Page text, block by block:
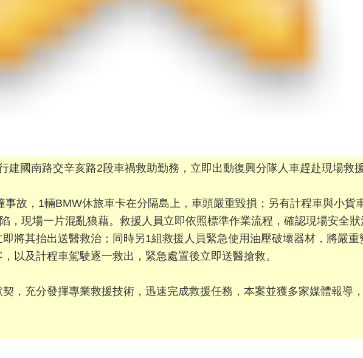
國南路交辛亥路2段車禍救助勤務，立即出動復興分隊人車趕赴現場救援
故，1輛BMW休旅車卡在分隔島上，車頭嚴重毀損；另有計程車與小貨
，現場一片混亂狼藉。救援人員立即依照標準作業流程，確認現場安全
將其抬出送醫救治；同時另1組救援人員緊急使用油壓破壞器材，將嚴重
以及計程車駕駛逐一救出，緊急處置後立即送醫搶救。
，充分發揮專業救援技術，迅速完成救援任務，本案並獲多家媒體報導